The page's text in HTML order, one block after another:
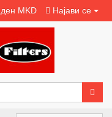
ден MKD Најави се